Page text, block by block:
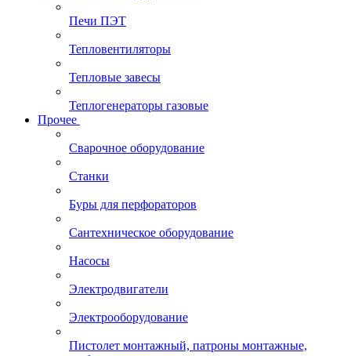
Печи ПЭТ
Тепловентиляторы
Тепловые завесы
Теплогенераторы газовые
Прочее
Сварочное оборудование
Станки
Буры для перфораторов
Сантехническое оборудование
Насосы
Электродвигатели
Электрооборудование
Пистолет монтажный, патроны монтажные,